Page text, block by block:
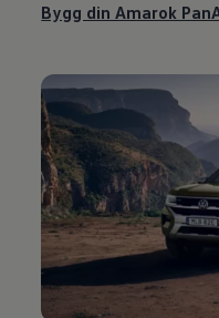
Bygg din Amarok